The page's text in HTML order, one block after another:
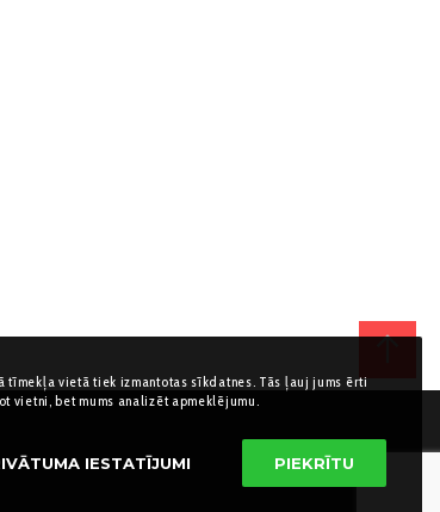
tīmekļa vietā tiek izmantotas sīkdatnes. Tās ļauj jums ērti
vietni, bet mums analizēt apmeklējumu.
IESTATĪJUMI PIEKRĪTU